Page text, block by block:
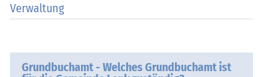
Verwaltung
Grundbuchamt - Welches Grundbuchamt ist